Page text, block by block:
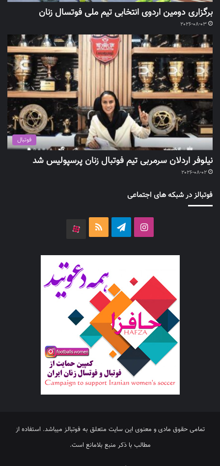
برگزاری دومین اردوی انتخابی تیم ملی فوتسال زنان
2026-08-03
فوتبال
نیلوفر اردلان سرمربی تیم فوتبال زنان پرسپولیس شد
2026-08-02
فوتبالز در شبکه های اجتماعی
اینستاگرامتلگرام خوراک
تمامی حقوق مادی و معنوی این سایت متعلق به فوتبالز میباشد. استفاده از
مطالب با ذکر منبع بلامانع است.